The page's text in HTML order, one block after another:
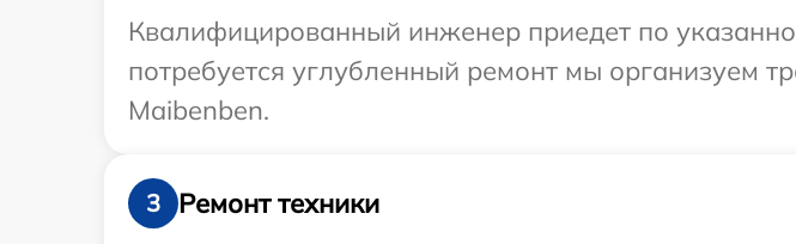
Квалифицированный инженер приедет по
потребуется углубленный ремонт мы организуем
Maibenben.
3
Ремонт техники